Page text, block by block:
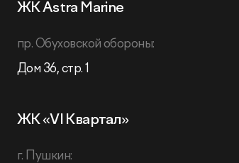
ЖК Astra Marine
пр. Обуховской обороны:
Дом 36, стр. 1
ЖК «VI Квартал»
г. Пушкин: